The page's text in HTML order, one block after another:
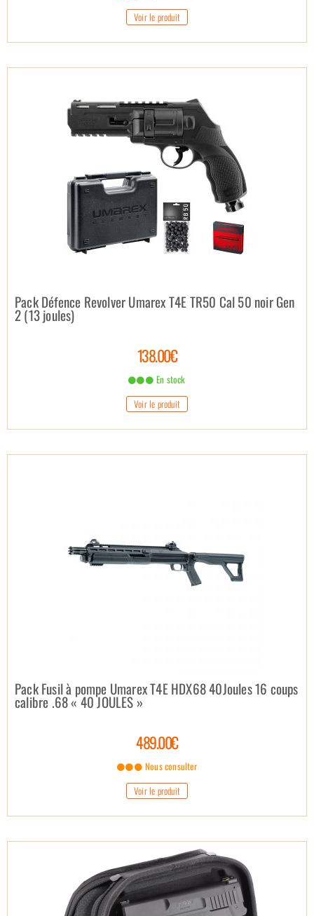
Voir le produit
Pack Défence Revolver Umarex T4E TR50 Cal 50 noir Gen
2 (13 joules)
138.00€
En stock
Voir le produit
Pack Fusil à pompe Umarex T4E HDX68 40Joules 16 coups
calibre .68 « 40 JOULES »
489.00€
Nous consulter
Voir le produit